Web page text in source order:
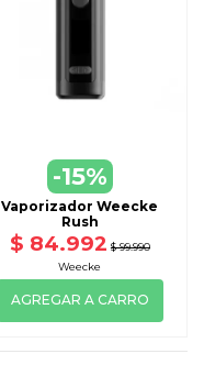
-15%
Vaporizador Weecke
Rush
$ 84.992 $ 99.990
Weecke
AGREGAR A CARRO